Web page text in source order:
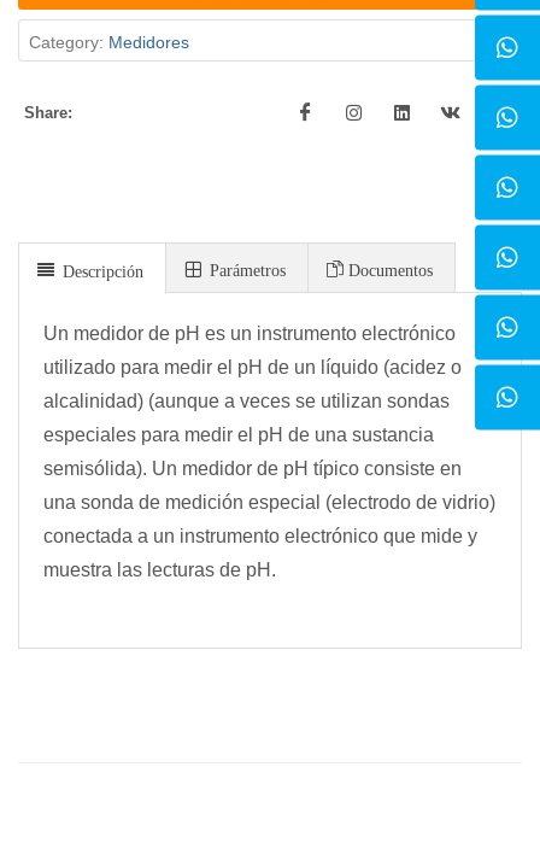
Category: Medidores
Share:
Descripción Parámetros Documentos
Un medidor de pH es un instrumento electrónico
utilizado para medir el pH de un líquido (acidez o
alcalinidad) (aunque a veces se utilizan sondas
especiales para medir el pH de una sustancia
semisólida). Un medidor de pH típico consiste en
una sonda de medición especial (electrodo de vidrio)
conectada a un instrumento electrónico que mide y
muestra las lecturas de pH.